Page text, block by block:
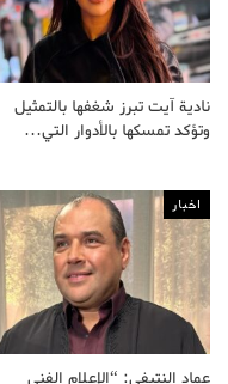
نادية آيت تبرز شغفها بالتمثيل
وتؤكد تمسكها بالأدوار التي…
اخبار
عماد النتيفي: “الإعلام الفني